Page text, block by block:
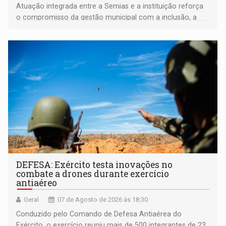
Atuação integrada entre a Semias e a instituição reforça
o compromisso da gestão municipal com a inclusão, a
DEFESA: Exército testa inovações no
combate a drones durante exercício
antiaéreo
Geral 07 de Agosto de 2026 às 18:30
Conduzido pelo Comando de Defesa Antiaérea do